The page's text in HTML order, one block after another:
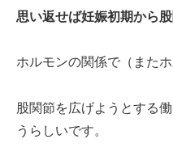
思い返せば妊娠初期から
ホルモンの関係で（またホ
股関節を広げようとする
うらしいです。